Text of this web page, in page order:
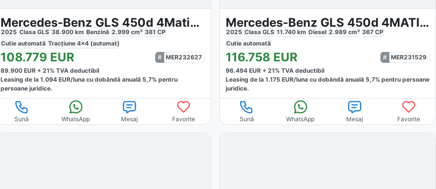
Mercedes-Benz GLS 450d 4Matic MHEV
2025 Clasa GLS 38.900 km Benzină 2.999 cm³ 381 CP
Cutieautomată Tracțiune4x4 (automat)
108.779 EUR
MER232627
89.900 EUR +21% TVA deductibil
Leasing de la1.094 EUR/luna cu dobăndă anuală 5,7% pentru
persoane juridice.
Sună WhatsApp Mesaj Favorite
Mercedes-Benz GLS 450d 4MATIC AMG AIRMATIC
2025 Clasa GLS 11.740km Diesel 2.989cm³ 367CP
Cutie automată
116.758 EUR
MER231529
96.494EUR + 21% TVA deductibil
Leasing de la 1.175 EUR/lunacu dobăndă anuală 5,7% pentru persoane
juridice.
Sună WhatsApp Mesaj Favorite